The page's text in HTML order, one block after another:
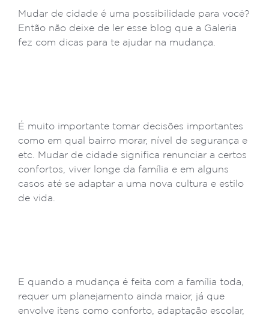
Mudar de cidade é uma possibilidade para você?
Então não deixe de ler esse blog que a Galeria
fez com dicas para te ajudar na mudança.
É muito importante tomar decisões importantes
como em qual bairro morar, nível de segurança e
etc. Mudar de cidade significa renunciar a certos
confortos, viver longe da família e em alguns
casos até se adaptar a uma nova cultura e estilo
de vida.
E quando a mudança é feita com a família toda,
requer um planejamento ainda maior, já que
envolve itens como conforto, adaptação escolar,